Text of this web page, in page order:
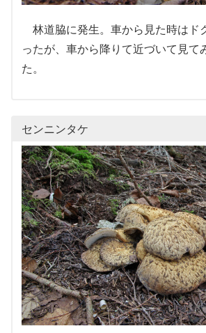
林道脇に発生。車から見た時はド
ったが、車から降りて近づいて見て
た。
センニンタケ